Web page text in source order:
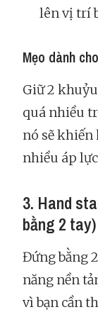
lên vị trí
Mẹo dành
Giữ 2
quá nhiều
nó sẽ khiến
nhiều áp
3. Hand
bằng 2 tay)
Đứng bằng
năng nền
vì bạn cần